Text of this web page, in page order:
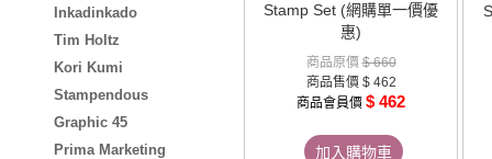
Inkadinkado
Tim Holtz
Kori Kumi
Stampendous
Graphic 45
Prima Marketing
Stamp Set (網購單一價優
惠)
商品原價$ 660
商品售價 $ 462
商品會員價 $ 462
加入購物車